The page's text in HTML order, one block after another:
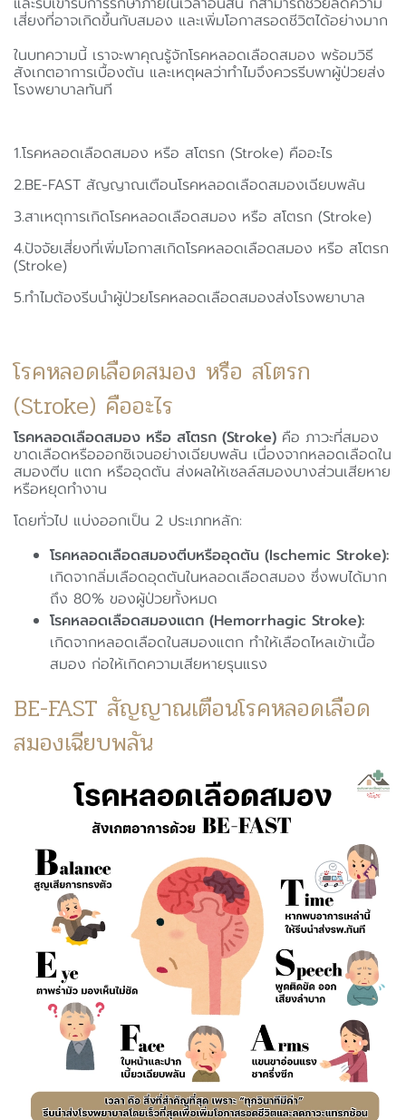
เสี่ยงที่อาจเกิดขึ้นกับสมอง และเพิ่มโอกาสรอดชีวิตได้อย่างมาก
ในบทความนี้ เราจะพาคุณรู้จักโรคหลอดเลือดสมอง พร้อมวิธี
สังเกตอาการเบื้องต้น และเหตุผลว่าทำไมจึงควรรีบพาผู้ป่วยส่ง
โรงพยาบาลทันที
1.โรคหลอดเลือดสมอง หรือ สโตรก (Stroke) คืออะไร
2.BE-FAST สัญญาณเตือนโรคหลอดเลือดสมองเฉียบพลัน
3.สาเหตุการเกิดโรคหลอดเลือดสมอง หรือ สโตรก (Stroke)
4.ปัจจัยเสี่ยงที่เพิ่มโอกาสเกิดโรคหลอดเลือดสมอง หรือ สโตรก
(Stroke)
5.ทำไมต้องรีบนำผู้ป่วยโรคหลอดเลือดสมองส่งโรงพยาบาล
โรคหลอดเลือดสมอง หรือ สโตรก
(Stroke) คืออะไร
โรคหลอดเลือดสมอง หรือ สโตรก (Stroke) คือ ภาวะที่สมอง
ขาดเลือดหรือออกซิเจนอย่างเฉียบพลัน เนื่องจากหลอดเลือดใน
สมองตีบ แตก หรืออุดตัน ส่งผลให้เซลล์สมองบางส่วนเสียหาย
หรือหยุดทำงาน
โดยทั่วไป แบ่งออกเป็น 2 ประเภทหลัก:
โรคหลอดเลือดสมองตีบหรืออุดตัน (Ischemic Stroke):
เกิดจากลิ่มเลือดอุดตันในหลอดเลือดสมอง ซึ่งพบได้มาก
ถึง 80% ของผู้ป่วยทั้งหมด
โรคหลอดเลือดสมองแตก (Hemorrhagic Stroke):
เกิดจากหลอดเลือดในสมองแตก ทำให้เลือดไหลเข้าเนื้อ
สมอง ก่อให้เกิดความเสียหายรุนแรง
BE-FAST สัญญาณเตือนโรคหลอดเลือด
สมองเฉียบพลัน